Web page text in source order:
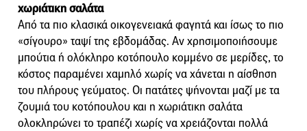
χωριάτικη σαλάτα
Από τα πιο κλασικά οικογενειακά φαγητά και ίσως το πιο
«σίγουρο» ταψί της εβδομάδας. Αν χρησιμοποιήσουμε
μπούτια ή ολόκληρο κοτόπουλο κομμένο σε μερίδες, το
κόστος παραμένει χαμηλό χωρίς να χάνεται η αίσθηση
του πλήρους γεύματος. Οι πατάτες ψήνονται μαζί με τα
ζουμιά του κοτόπουλου και η χωριάτικη σαλάτα
ολοκληρώνει το τραπέζι χωρίς να χρειάζονται πολλά